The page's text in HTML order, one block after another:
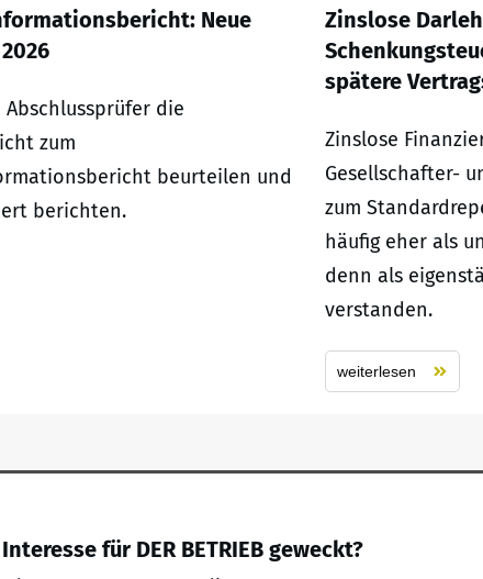
Neue
Abschlussprüfer die
zum
beurteilen und
berichten.
Zinslose
spätere
Zinslose
Gesellschafter-
zum
häufig eher als
denn als
verstanden.
weiterlesen
für DER BETRIEB geweckt?